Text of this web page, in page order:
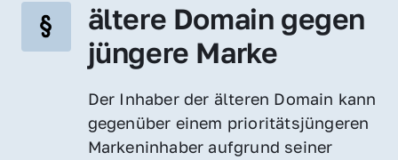
ältere Domain gegen
jüngere Marke
Der Inhaber der älteren Domain kann
gegenüber einem prioritätsjüngeren
Markeninhaber aufgrund seiner